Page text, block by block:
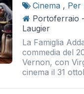
Cinema , Per
Portoferraio
Laugier
La Famiglia
commedia del
Vernon, con
cinema il 31